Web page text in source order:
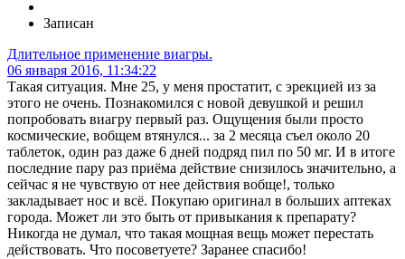
Записан
Длительное применение виагры.
06 января 2016, 11:34:22
Такая ситуация. Мне 25, у меня простатит, с эрекцией из за
этого не очень. Познакомился с новой девушкой и решил
попробовать виагру первый раз. Ощущения были просто
космические, вобщем втянулся... за 2 месяца съел около 20
таблеток, один раз даже 6 дней подряд пил по 50 мг. И в итоге
последние пару раз приёма действие снизилось значительно, а
сейчас я не чувствую от нее действия вобще!, только
закладывает нос и всё. Покупаю оригинал в больших аптеках
города. Может ли это быть от привыкания к препарату?
Никогда не думал, что такая мощная вещь может перестать
действовать. Что посоветуете? Заранее спасибо!